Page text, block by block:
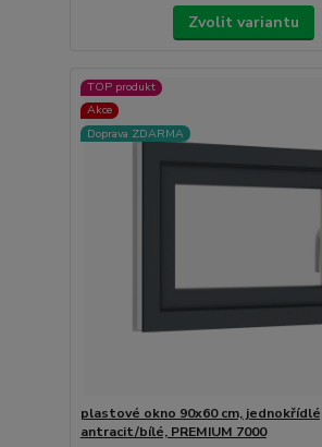
Zvolit variantu
TOP produkt
Akce
Doprava ZDARMA
plastové okno 90x60 cm,
antracit/bílé, PREMIUM 7000